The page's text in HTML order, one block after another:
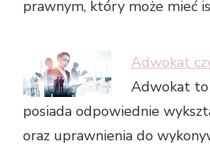
prawnym, który może mieć
Adwokat
Adwokat to
posiada odpowiednie
oraz uprawnienia do